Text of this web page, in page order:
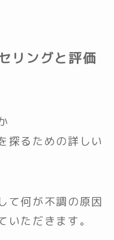
リングと評価
探るための詳しい
て何が不調の原因
ただきます。